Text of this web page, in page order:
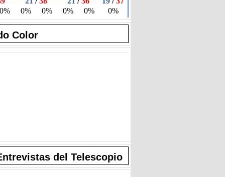
Color
del Telescopio